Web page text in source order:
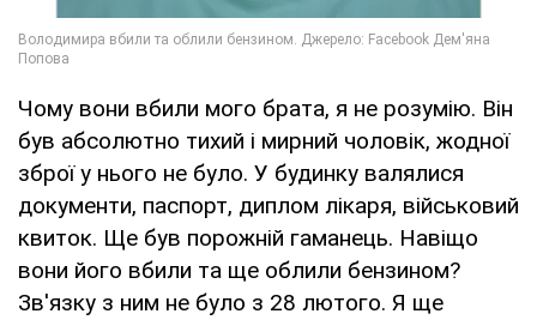
Чому вони вбили мого брата, я не розумію. Він
був абсолютно тихий і мирний чоловік, жодної
зброї у нього не було. У будинку валялися
документи, паспорт, диплом лікаря, військовий
квиток. Ще був порожній гаманець. Навіщо
вони його вбили та ще облили бензином?
Зв'язку з ним не було з 28 лютого. Я ще